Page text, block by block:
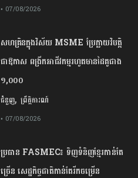
• 07/08/2026
សហគ្រិនក្នុងវិស័យ MSME ប្រែក្លាយវិបត្តិ
ជាឱកាស ពង្រីកអាជីវកម្មរហូតមានដៃគូជាង
១,០០០
ជំនួញ,ព្រឹត្តិការណ៍
• 07/08/2026
ប្រធាន​​ ​FASMEC​៖​ ​ទិញ​ទំនិញ​ខ្មែរ​កាន់តែ​
ច្រើន​ ​សេដ្ឋកិច្ច​ជាតិ​កាន់តែ​រីកចម្រើន​